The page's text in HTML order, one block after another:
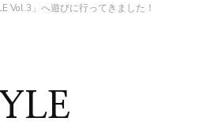
Vol.3」へ遊びに行ってきました！